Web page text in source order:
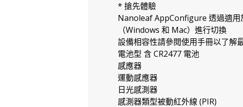
* 搶先體驗
Nanoleaf AppConfigure 透過適
（Windows 和 Mac）進行切換
設備相容性請參閱使用手冊以了解
電池型 含 CR2477 電池
感應器
運動感應器
日光感測器
感測器類型被動紅外線 (PIR)